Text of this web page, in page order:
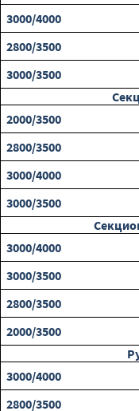
3000/4000
2800/3500
3000/3500
2000/3500
2800/3500
3000/4000
3000/3500
3000/4000
3000/3500
2800/3500
2000/3500
3000/4000
2800/3500